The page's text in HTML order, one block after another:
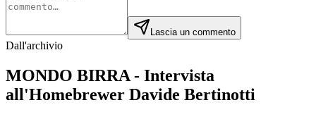
Lascia un commento
Dall'archivio
MONDO BIRRA - Intervista
all'Homebrewer Davide Bertinotti